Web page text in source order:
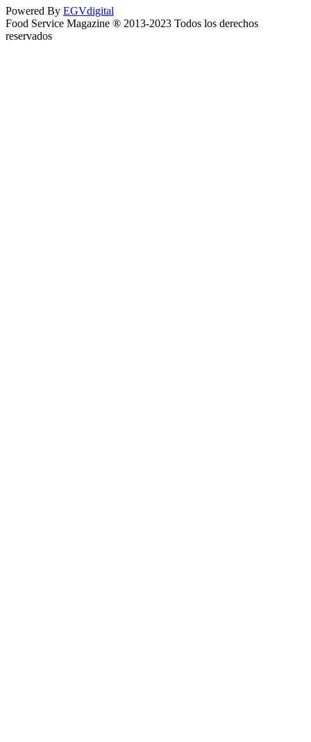
Powered By EGVdigital
Food Service Magazine ® 2013-2023 Todos los derechos
reservados